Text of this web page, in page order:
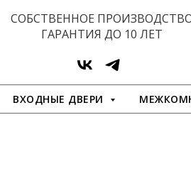
СОБСТВЕННОЕ
ГАРАНТИЯ ДО 10 ЛЕТ
ВХОДНЫЕ ДВЕРИ